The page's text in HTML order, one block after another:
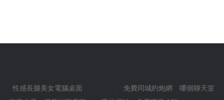
性感長腿美女電腦桌面 免費同城約炮網
哪個聊天室